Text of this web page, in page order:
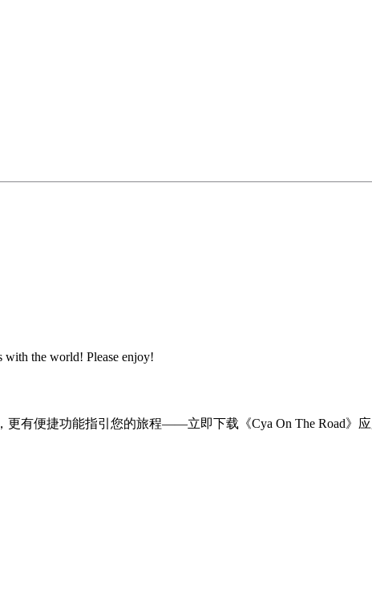
with the world! Please enjoy!
有便捷功能指引您的旅程——立即下载《Cya On The Road》应